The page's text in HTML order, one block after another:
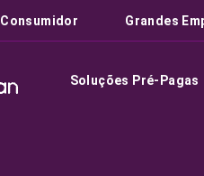
Consumidor Grandes
Soluções Pré-Pagas